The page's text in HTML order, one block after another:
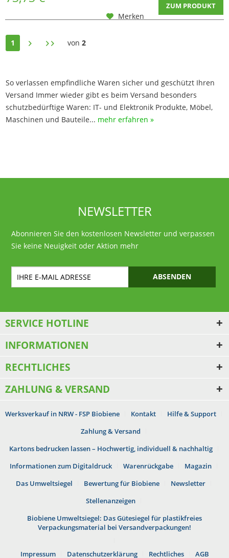
ZUM PRODUKT
Merken
1 von 2
So verlassen empfindliche Waren sicher und geschützt Ihren
Versand Immer wieder gibt es beim Versand besonders
schutzbedürftige Waren: IT- und Elektronik Produkte, Möbel,
Maschinen und Bauteile... mehr erfahren »
NEWSLETTER
Abonnieren Sie den kostenlosen Newsletter und verpassen
Sie keine Neuigkeit oder Aktion mehr
ABSENDEN
SERVICE HOTLINE
INFORMATIONEN
RECHTLICHES
ZAHLUNG & VERSAND
Werksverkauf in NRW - FSP Biobiene Kontakt
Hilfe & Support
Zahlung & Versand
Kartons bedrucken lassen – Hochwertig, individuell & nachhaltig
Informationen zum Digitaldruck
Warenrückgabe
Magazin
Das Umweltsiegel
Bewertung für Biobiene
Newsletter
Stellenanzeigen
Biobiene Umweltsiegel: Das Gütesiegel für plastikfreies
Verpackungsmaterial bei Versandverpackungen!
Impressum Datenschutzerklärung Rechtliches AGB